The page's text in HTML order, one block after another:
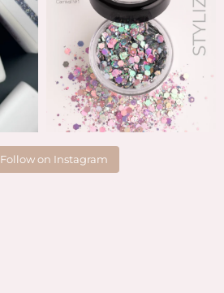
Follow on Instagram